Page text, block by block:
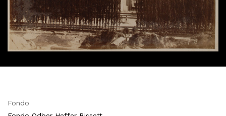
Fondo